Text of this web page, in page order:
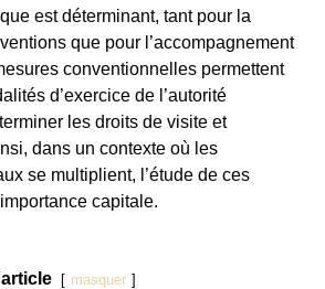
est déterminant, tant pour la
que pour l’accompagnement
conventionnelles permettent
d’exercice de l’autorité
les droits de visite et
dans un contexte où les
se multiplient, l’étude de ces
capitale.
masquer